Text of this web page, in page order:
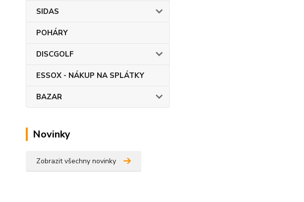
SIDAS
POHÁRY
DISCGOLF
ESSOX - NÁKUP NA SPLÁTKY
BAZAR
Novinky
Zobrazit všechny novinky